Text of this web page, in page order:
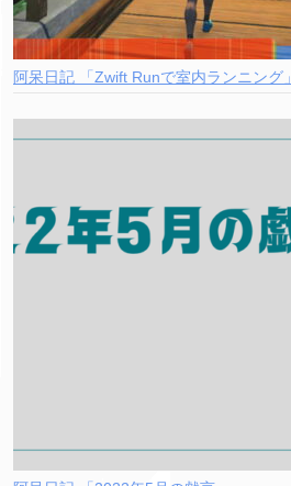
阿呆日記 「Zwift Runで室内ランニング」